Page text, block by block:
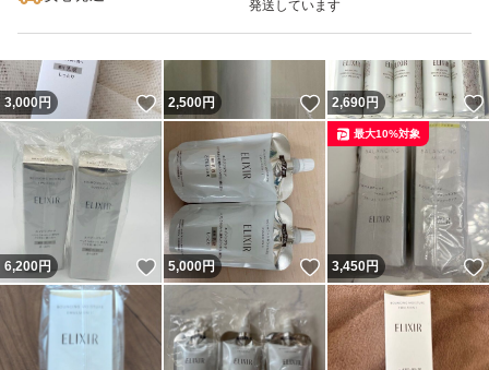
発送しています
3,000円 いいね！
2,500円 いいね！
2,690円
6,200円 いいね！
5,000円 いいね！
3,450円
最大10%対象